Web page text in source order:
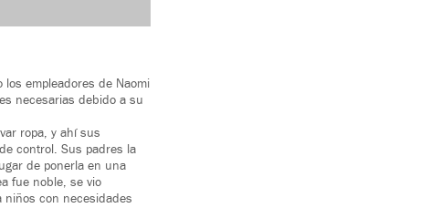
empleadores de Naomi
necesarias debido a su
ropa, y ahí sus
control. Sus padres la
de ponerla en una
fue noble, se vio
niños con necesidades